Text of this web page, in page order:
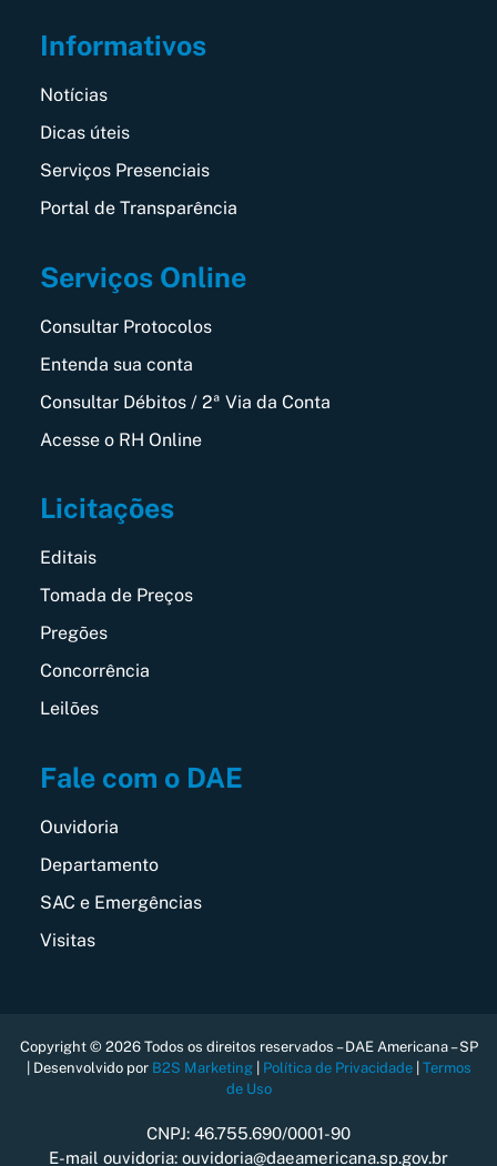
Informativos
Notícias
Dicas úteis
Serviços Presenciais
Portal de Transparência
Serviços Online
Consultar Protocolos
Entenda sua conta
Consultar Débitos / 2ª Via da Conta
Acesse o RH Online
Licitações
Editais
Tomada de Preços
Pregões
Concorrência
Leilões
Fale com o DAE
Ouvidoria
Departamento
SAC e Emergências
Visitas
Copyright © 2026 Todos os direitos reservados – DAE Americana – SP
| Desenvolvido por B2S Marketing| Política de Privacidade| Termos
de Uso
CNPJ: 46.755.690/0001-90
E-mail ouvidoria: ouvidoria@daeamericana.sp.gov.br